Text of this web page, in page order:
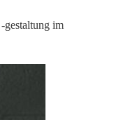
gestaltung im